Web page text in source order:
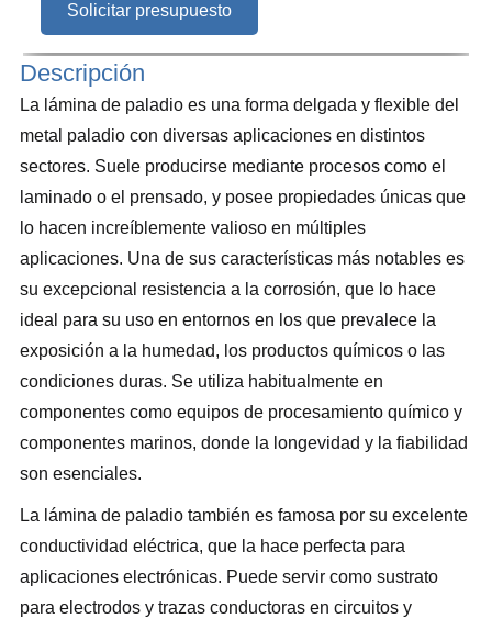
Solicitar presupuesto
Descripción
La lámina de paladio es una forma delgada y flexible del
metal paladio con diversas aplicaciones en distintos
sectores. Suele producirse mediante procesos como el
laminado o el prensado, y posee propiedades únicas que
lo hacen increíblemente valioso en múltiples
aplicaciones. Una de sus características más notables es
su excepcional resistencia a la corrosión, que lo hace
ideal para su uso en entornos en los que prevalece la
exposición a la humedad, los productos químicos o las
condiciones duras. Se utiliza habitualmente en
componentes como equipos de procesamiento químico y
componentes marinos, donde la longevidad y la fiabilidad
son esenciales.
La lámina de paladio también es famosa por su excelente
conductividad eléctrica, que la hace perfecta para
aplicaciones electrónicas. Puede servir como sustrato
para electrodos y trazas conductoras en circuitos y